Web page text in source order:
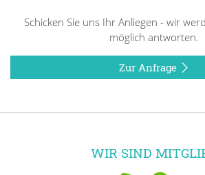
Schicken Sie uns Ihr Anliegen - wir
möglich antworten.
Zur Anfrage
WIR SIND